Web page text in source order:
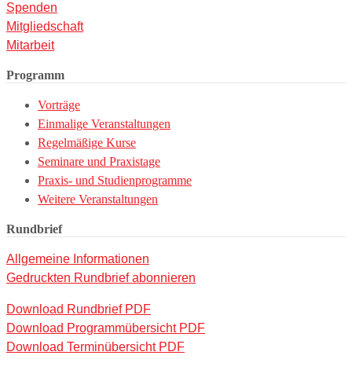
Spenden
Mitgliedschaft
Mitarbeit
Programm
Vorträge
Einmalige Veranstaltungen
Regelmäßige Kurse
Seminare und Praxistage
Praxis- und Studienprogramme
Weitere Veranstaltungen
Rundbrief
Allgemeine Informationen
Gedruckten Rundbrief abonnieren
Download Rundbrief PDF
Download Programmübersicht PDF
Download Terminübersicht PDF